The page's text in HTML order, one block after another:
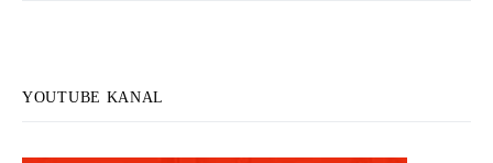
YOUTUBE KANAL